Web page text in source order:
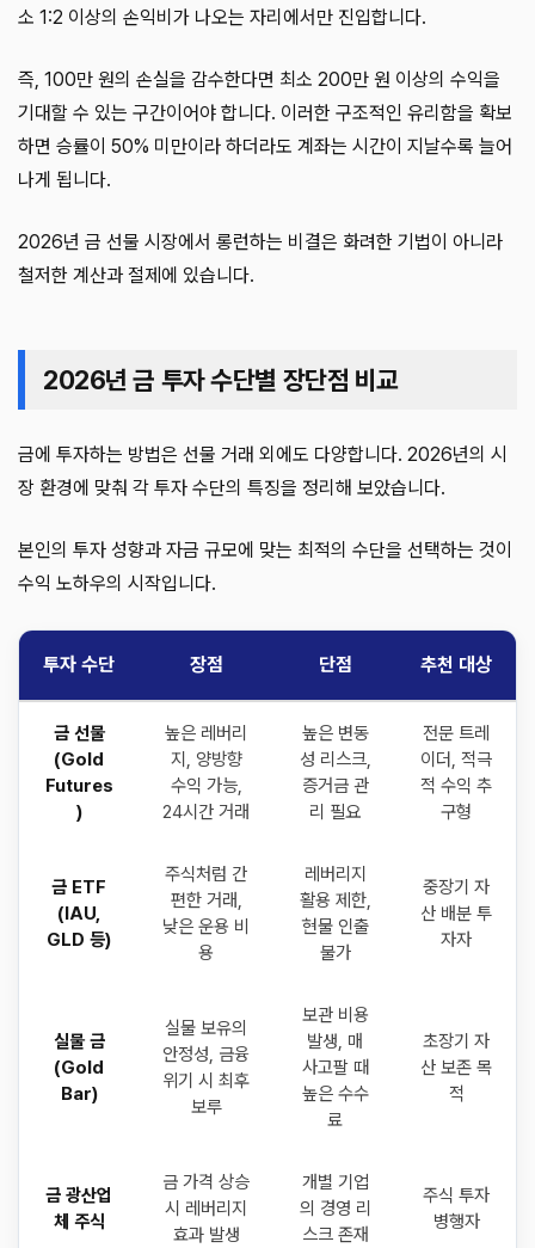
소 1:2 이상의 손익비가 나오는 자리에서만 진입합니다.
즉, 100만 원의 손실을 감수한다면 최소 200만 원 이상의 수익을
기대할 수 있는 구간이어야 합니다. 이러한 구조적인 유리함을 확보
하면 승률이 50% 미만이라 하더라도 계좌는 시간이 지날수록 늘어
나게 됩니다.
2026년 금 선물 시장에서 롱런하는 비결은 화려한 기법이 아니라
철저한 계산과 절제에 있습니다.
2026년 금 투자 수단별 장단점 비교
금에 투자하는 방법은 선물 거래 외에도 다양합니다. 2026년의 시
장 환경에 맞춰 각 투자 수단의 특징을 정리해 보았습니다.
본인의 투자 성향과 자금 규모에 맞는 최적의 수단을 선택하는 것이
수익 노하우의 시작입니다.
투자 수단 장점 단점 추천 대상
금 선물
(Gold
Futures
)
높은 레버리
지, 양방향
수익 가능,
24시간 거래
높은 변동
성 리스크,
증거금 관
리 필요
전문 트레
이더, 적극
적 수익 추
구형
금 ETF
(IAU,
GLD 등)
주식처럼 간
편한 거래,
낮은 운용 비
용
레버리지
활용 제한,
현물 인출
불가
중장기 자
산 배분 투
자자
실물 금
(Gold
Bar)
실물 보유의
안정성, 금융
위기 시 최후
보루
보관 비용
발생, 매
사고팔 때
높은 수수
료
초장기 자
산 보존 목
적
금 광산업
체 주식
금 가격 상승
시 레버리지
효과 발생
개별 기업
의 경영 리
스크 존재
주식 투자
병행자